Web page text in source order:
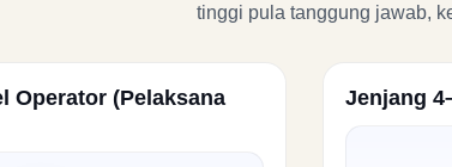
tinggi pula tanggung jawab,
Operator (Pelaksana
Jenjang